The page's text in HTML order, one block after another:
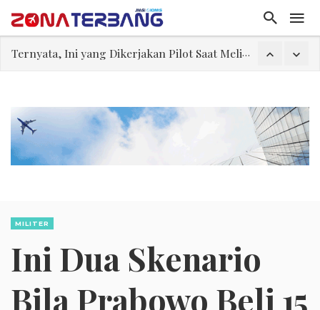
Ternyata, Ini yang Dikerjakan Pilot Saat Melintas di Atas Samudera
Begini Cara Kerja Kabin, Hingga Penumpang Bisa Nyaman Selama Penerbangan
MILITER
Ini Dua Skenario
Bila Prabowo Beli 15